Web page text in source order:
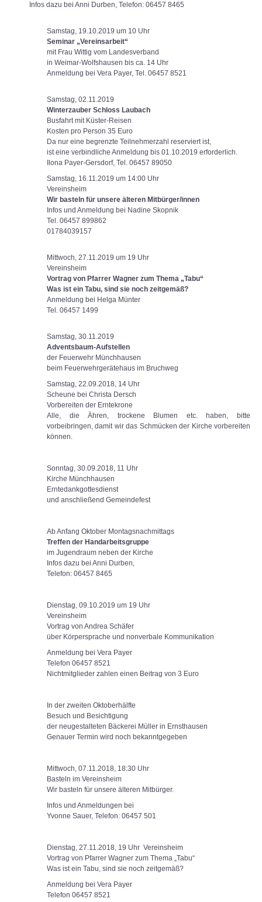
Infos dazu bei Anni Durben, Telefon: 06457 8465
Samstag, 19.10.2019 um 10 Uhr
Seminar „Vereinsarbeit“
mit Frau Wittig vom Landesverband
in Weimar-Wolfshausen bis ca. 14 Uhr
Anmeldung bei Vera Payer, Tel. 06457 8521
Samstag, 02.11.2019
Winterzauber Schloss Laubach
Busfahrt mit Küster-Reisen
Kosten pro Person 35 Euro
Da nur eine begrenzte Teilnehmerzahl reserviert ist,
ist eine verbindliche Anmeldung bis 01.10.2019 erforderlich.
Ilona Payer-Gersdorf, Tel. 06457 89050
Samstag, 16.11.2019 um 14:00 Uhr
Vereinsheim
Wir basteln für unsere älteren Mitbürger/innen
Infos und Anmeldung bei Nadine Skopnik
Tel. 06457 899862
01784039157
Mittwoch, 27.11.2019 um 19 Uhr
Vereinsheim
Vortrag von Pfarrer Wagner zum Thema „Tabu“
Was ist ein Tabu, sind sie noch zeitgemäß?
Anmeldung bei Helga Münter
Tel. 06457 1499
Samstag, 30.11.2019
Adventsbaum-Aufstellen
der Feuerwehr Münchhausen
beim Feuerwehrgerätehaus im Bruchweg
Samstag, 22.09.2018, 14 Uhr
Scheune bei Christa Dersch
Vorbereiten der Erntekrone
Alle, die Ähren, trockene Blumen etc. haben, bitte
vorbeibringen, damit wir das Schmücken der Kirche vorbereiten
können.
Sonntag, 30.09.2018, 11 Uhr
Kirche Münchhausen
Erntedankgottesdienst
und anschließend Gemeindefest
Ab Anfang Oktober Montagsnachmittags
Treffen der Handarbeitsgruppe
im Jugendraum neben der Kirche
Infos dazu bei Anni Durben,
Telefon: 06457 8465
Dienstag, 09.10.2019 um 19 Uhr
Vereinsheim
Vortrag von Andrea Schäfer
über Körpersprache und nonverbale Kommunikation
Anmeldung bei Vera Payer
Telefon 06457 8521
Nichtmitglieder zahlen einen Beitrag von 3 Euro
In der zweiten Oktoberhälfte
Besuch und Besichtigung
der neugestalteten Bäckerei Müller in Ernsthausen
Genauer Termin wird noch bekanntgegeben
Mittwoch, 07.11.2018, 18:30 Uhr
Basteln im Vereinsheim
Wir basteln für unsere älteren Mitbürger.
Infos und Anmeldungen bei
Yvonne Sauer, Telefon: 06457 501
Dienstag, 27.11.2018, 19 Uhr Vereinsheim
Vortrag von Pfarrer Wagner zum Thema „Tabu“
Was ist ein Tabu, sind sie noch zeitgemäß?
Anmeldung bei Vera Payer
Telefon 06457 8521